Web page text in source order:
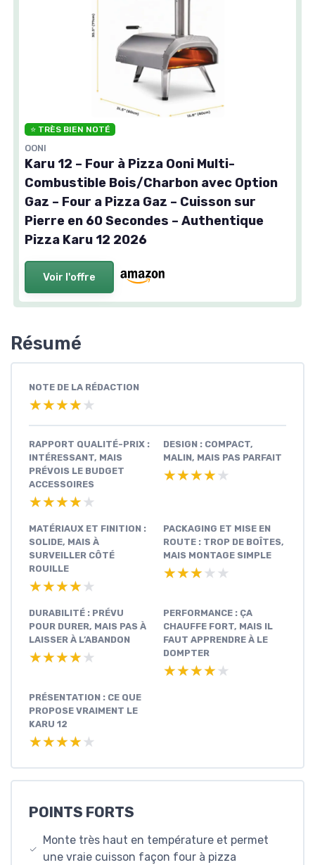
⭐ TRÈS BIEN NOTÉ
OONI
Karu 12 – Four à Pizza Ooni Multi-
Combustible Bois/Charbon avec Option
Gaz – Four a Pizza Gaz – Cuisson sur
Pierre en 60 Secondes – Authentique
Pizza Karu 12 2026
Voir l'offre
Résumé
NOTE DE LA RÉDACTION
★★★★★
★★★★★
RAPPORT QUALITÉ-PRIX :
INTÉRESSANT, MAIS
PRÉVOIS LE BUDGET
ACCESSOIRES
★★★★★
★★★★★
DESIGN : COMPACT,
MALIN, MAIS PAS PARFAIT
★★★★★
★★★★★
MATÉRIAUX ET FINITION :
SOLIDE, MAIS À
SURVEILLER CÔTÉ
ROUILLE
★★★★★
★★★★★
PACKAGING ET MISE EN
ROUTE : TROP DE BOÎTES,
MAIS MONTAGE SIMPLE
★★★★★
★★★★★
DURABILITÉ : PRÉVU
POUR DURER, MAIS PAS À
LAISSER À L’ABANDON
★★★★★
★★★★★
PERFORMANCE : ÇA
CHAUFFE FORT, MAIS IL
FAUT APPRENDRE À LE
DOMPTER
★★★★★
★★★★★
PRÉSENTATION : CE QUE
PROPOSE VRAIMENT LE
KARU 12
★★★★★
★★★★★
POINTS FORTS
Monte très haut en température et permet
une vraie cuisson façon four à pizza